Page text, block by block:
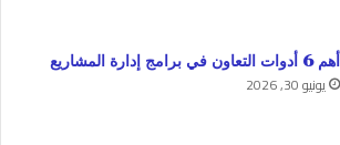
أهم 6 أدوات التعاون في برامج إدارة المشاريع
يونيو 30, 2026